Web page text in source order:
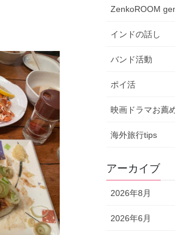
ZenkoROOM
インドの話し
バンド活動
ポイ活
映画ドラマお薦
海外旅行tips
アーカイブ
2026年8月
2026年6月